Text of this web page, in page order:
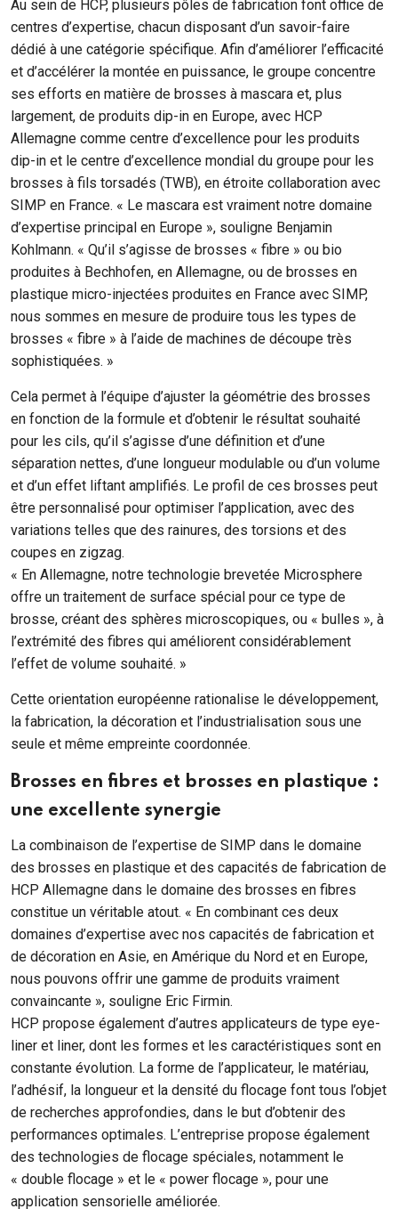
Au sein de HCP, plusieurs pôles de fabrication font office de
centres d’expertise, chacun disposant d’un savoir-faire
dédié à une catégorie spécifique. Afin d’améliorer l’efficacité
et d’accélérer la montée en puissance, le groupe concentre
ses efforts en matière de brosses à mascara et, plus
largement, de produits dip-in en Europe, avec HCP
Allemagne comme centre d’excellence pour les produits
dip-in et le centre d’excellence mondial du groupe pour les
brosses à fils torsadés (TWB), en étroite collaboration avec
SIMP en France. « Le mascara est vraiment notre domaine
d’expertise principal en Europe », souligne Benjamin
Kohlmann. « Qu’il s’agisse de brosses « fibre » ou bio
produites à Bechhofen, en Allemagne, ou de brosses en
plastique micro-injectées produites en France avec SIMP,
nous sommes en mesure de produire tous les types de
brosses « fibre » à l’aide de machines de découpe très
sophistiquées. »
Cela permet à l’équipe d’ajuster la géométrie des brosses
en fonction de la formule et d’obtenir le résultat souhaité
pour les cils, qu’il s’agisse d’une définition et d’une
séparation nettes, d’une longueur modulable ou d’un volume
et d’un effet liftant amplifiés. Le profil de ces brosses peut
être personnalisé pour optimiser l’application, avec des
variations telles que des rainures, des torsions et des
coupes en zigzag.
« En Allemagne, notre technologie brevetée Microsphere
offre un traitement de surface spécial pour ce type de
brosse, créant des sphères microscopiques, ou « bulles », à
l’extrémité des fibres qui améliorent considérablement
l’effet de volume souhaité. »
Cette orientation européenne rationalise le développement,
la fabrication, la décoration et l’industrialisation sous une
seule et même empreinte coordonnée.
Brosses en fibres et brosses en plastique :
une excellente synergie
La combinaison de l’expertise de SIMP dans le domaine
des brosses en plastique et des capacités de fabrication de
HCP Allemagne dans le domaine des brosses en fibres
constitue un véritable atout. « En combinant ces deux
domaines d’expertise avec nos capacités de fabrication et
de décoration en Asie, en Amérique du Nord et en Europe,
nous pouvons offrir une gamme de produits vraiment
convaincante », souligne Eric Firmin.
HCP propose également d’autres applicateurs de type eye-
liner et liner, dont les formes et les caractéristiques sont en
constante évolution. La forme de l’applicateur, le matériau,
l’adhésif, la longueur et la densité du flocage font tous l’objet
de recherches approfondies, dans le but d’obtenir des
performances optimales. L’entreprise propose également
des technologies de flocage spéciales, notamment le
« double flocage » et le « power flocage », pour une
application sensorielle améliorée.